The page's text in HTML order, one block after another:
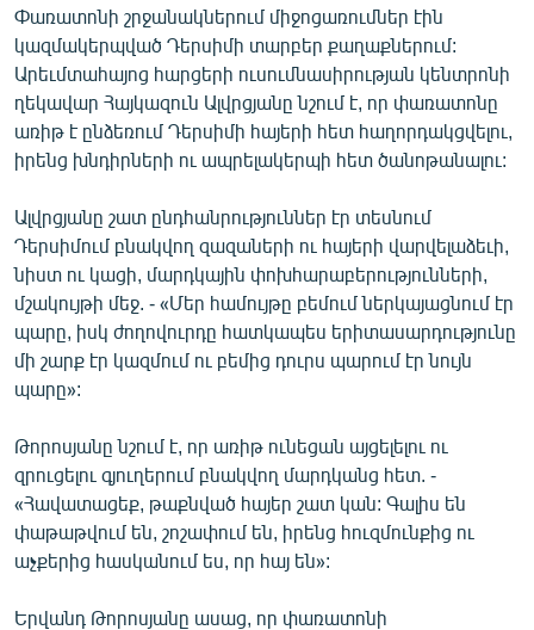
«Ազատության» բոլոր կայքերը
Փառատոնի շրջանակներում միջոցառումներ էին
կազմակերպված Դերսիմի տարբեր քաղաքներում:
Արեւմտահայոց հարցերի ուսումնասիրության կենտրոնի
ղեկավար Հայկազուն Ալվրցյանը նշում է, որ փառատոնը
առիթ է ընձեռում Դերսիմի հայերի հետ հաղորդակցվելու,
իրենց խնդիրների ու ապրելակերպի հետ ծանոթանալու:
Ալվրցյանը շատ ընդհանրություններ էր տեսնում
Դերսիմում բնակվող զազաների ու հայերի վարվելաձեւի,
նիստ ու կացի, մարդկային փոխհարաբերությունների,
մշակույթի մեջ. - «Մեր համույթը բեմում ներկայացնում էր
պարը, իսկ ժողովուրդը հատկապես երիտասարդությունը
մի շարք էր կազմում ու բեմից դուրս պարում էր նույն
պարը»:
Թորոսյանը նշում է, որ առիթ ունեցան այցելելու ու
զրուցելու գյուղերում բնակվող մարդկանց հետ. -
«Հավատացեք, թաքնված հայեր շատ կան: Գալիս են
փաթաթվում են, շոշափում են, իրենց հուզմունքից ու
աչքերից հասկանում ես, որ հայ են»:
Երվանդ Թորոսյանը ասաց, որ փառատոնի